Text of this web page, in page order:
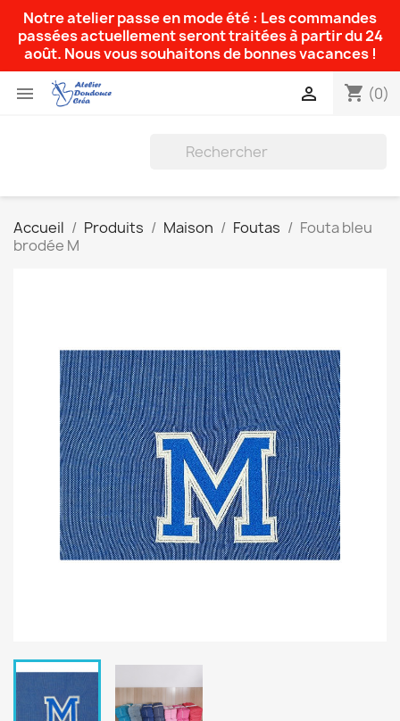
Notre atelier passe en mode été : Les commandes
passées actuellement seront traitées à partir du 24
août. Nous vous souhaitons de bonnes vacances !
 shopping_cart (0)

Accueil Produits Maison Foutas
Fouta bleu
brodée M